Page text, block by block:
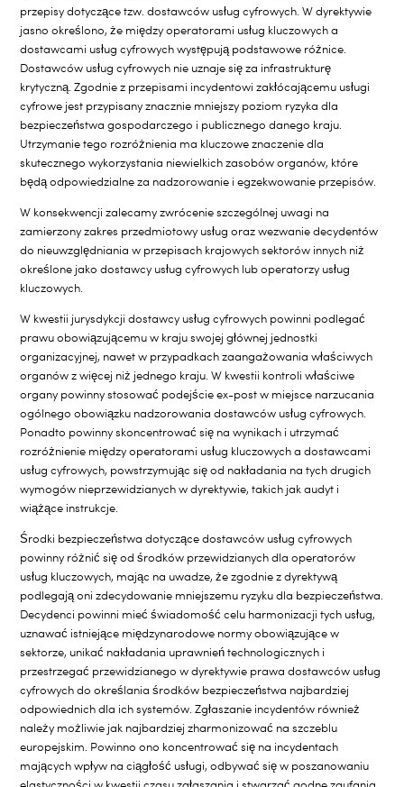
przepisy dotyczące tzw. dostawców usług cyfrowych. W dyrektywie
jasno określono, że między operatorami usług kluczowych a
dostawcami usług cyfrowych występują podstawowe różnice.
Dostawców usług cyfrowych nie uznaje się za infrastrukturę
krytyczną. Zgodnie z przepisami incydentowi zakłócającemu usługi
cyfrowe jest przypisany znacznie mniejszy poziom ryzyka dla
bezpieczeństwa gospodarczego i publicznego danego kraju.
Utrzymanie tego rozróżnienia ma kluczowe znaczenie dla
skutecznego wykorzystania niewielkich zasobów organów, które
będą odpowiedzialne za nadzorowanie i egzekwowanie przepisów.
W konsekwencji zalecamy zwrócenie szczególnej uwagi na
zamierzony zakres przedmiotowy usług oraz wezwanie decydentów
do nieuwzględniania w przepisach krajowych sektorów innych niż
określone jako dostawcy usług cyfrowych lub operatorzy usług
kluczowych.
W kwestii jurysdykcji dostawcy usług cyfrowych powinni podlegać
prawu obowiązującemu w kraju swojej głównej jednostki
organizacyjnej, nawet w przypadkach zaangażowania właściwych
organów z więcej niż jednego kraju. W kwestii kontroli właściwe
organy powinny stosować podejście ex-post w miejsce narzucania
ogólnego obowiązku nadzorowania dostawców usług cyfrowych.
Ponadto powinny skoncentrować się na wynikach i utrzymać
rozróżnienie między operatorami usług kluczowych a dostawcami
usług cyfrowych, powstrzymując się od nakładania na tych drugich
wymogów nieprzewidzianych w dyrektywie, takich jak audyt i
wiążące instrukcje.
Środki bezpieczeństwa dotyczące dostawców usług cyfrowych
powinny różnić się od środków przewidzianych dla operatorów
usług kluczowych, mając na uwadze, że zgodnie z dyrektywą
podlegają oni zdecydowanie mniejszemu ryzyku dla bezpieczeństwa.
Decydenci powinni mieć świadomość celu harmonizacji tych usług,
uznawać istniejące międzynarodowe normy obowiązujące w
sektorze, unikać nakładania uprawnień technologicznych i
przestrzegać przewidzianego w dyrektywie prawa dostawców usług
cyfrowych do określania środków bezpieczeństwa najbardziej
odpowiednich dla ich systemów. Zgłaszanie incydentów również
należy możliwie jak najbardziej zharmonizować na szczeblu
europejskim. Powinno ono koncentrować się na incydentach
mających wpływ na ciągłość usługi, odbywać się w poszanowaniu